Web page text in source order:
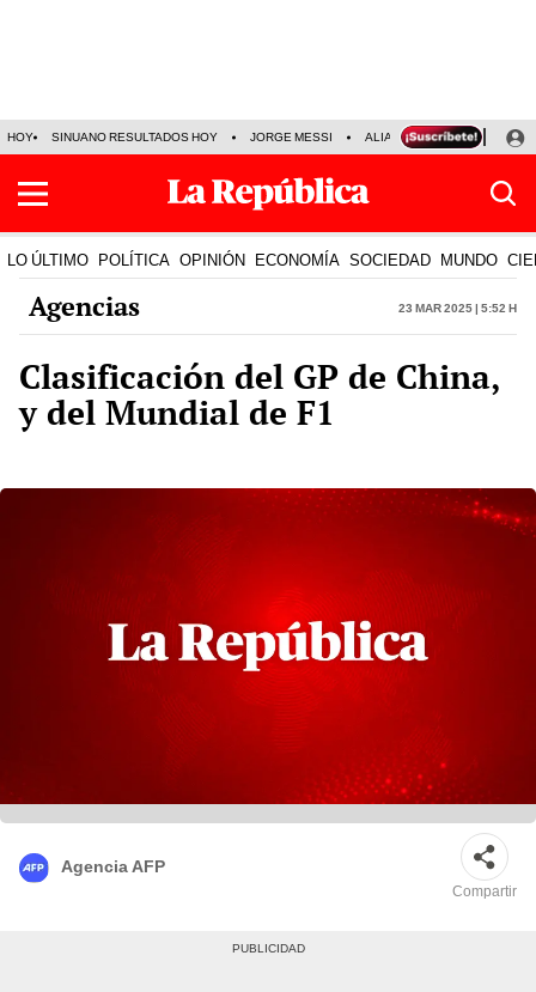
HOY SINUANO RESULTADOS HOY JORGE MESSI ALIANZA LIMA VS SPORT
LO ÚLTIMO POLÍTICA OPINIÓN ECONOMÍA SOCIEDAD MUNDO
Agencias 23 Mar 2025 | 5:52 h
Clasificación del GP de China,
y del Mundial de F1
Agencia AFP
Compartir